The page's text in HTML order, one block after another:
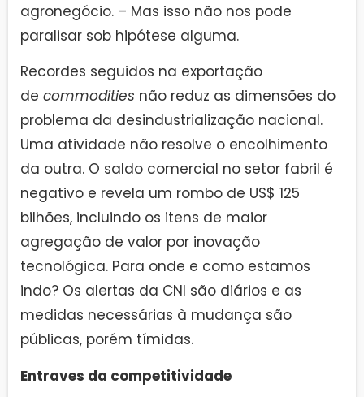
agronegócio. – Mas isso não nos pode
paralisar sob hipótese alguma.
Recordes seguidos na exportação
de commodities não reduz as dimensões do
problema da desindustrialização nacional.
Uma atividade não resolve o encolhimento
da outra. O saldo comercial no setor fabril é
negativo e revela um rombo de US$ 125
bilhões, incluindo os itens de maior
agregação de valor por inovação
tecnológica. Para onde e como estamos
indo? Os alertas da CNI são diários e as
medidas necessárias à mudança são
públicas, porém tímidas.
Entraves da competitividade